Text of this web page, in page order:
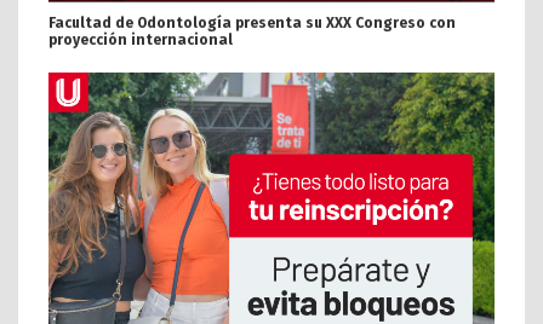
Facultad de Odontología presenta su XXX Congreso con
proyección internacional